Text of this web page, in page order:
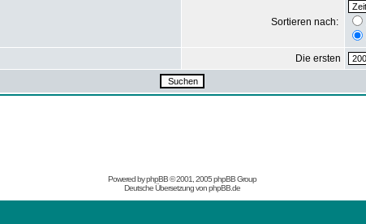
Sortieren nach:
Die ersten
Powered byphpBB© 2001, 2005 phpBB Group
Deutsche Übersetzung vonphpBB.de